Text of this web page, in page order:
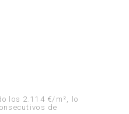
los 2.114 €/m², lo
de